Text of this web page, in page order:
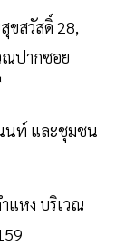
ขสวัสดิ์ 28,
ณปากซอย
นท์ และชุมชน
แหง บริเวณ